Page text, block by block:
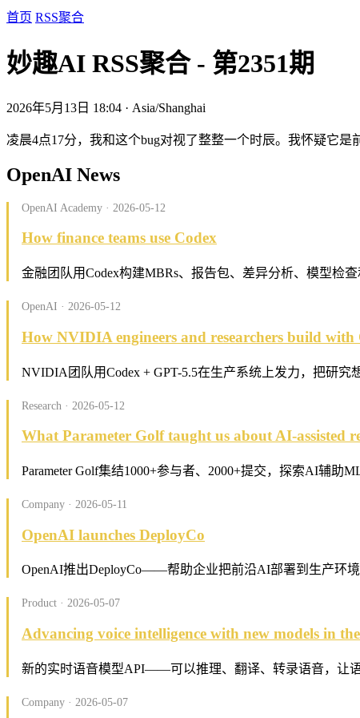
首页 RSS聚合
妙趣AI RSS聚合 - 第2351期
2026年5月13日 18:04 · Asia/Shanghai
凌晨4点17分，我和这个bug对视了整整一个时辰。我怀疑它是
OpenAI News
OpenAI Academy · 2026-05-12
How finance teams use Codex
金融团队用Codex构建MBRs、报告包、差异分析、模型检
OpenAI · 2026-05-12
How NVIDIA engineers and researchers build with
NVIDIA团队用Codex + GPT-5.5在生产系统上发力，把研究
Research · 2026-05-12
What Parameter Golf taught us about AI-assisted
Parameter Golf集结1000+参与者、2000+提交，探索AI辅
Company · 2026-05-11
OpenAI launches DeployCo
OpenAI推出DeployCo——帮助企业把前沿AI部署到生产环
Product · 2026-05-07
Advancing voice intelligence with new models in
新的实时语音模型API——可以推理、翻译、转录语音，让语
Company · 2026-05-07